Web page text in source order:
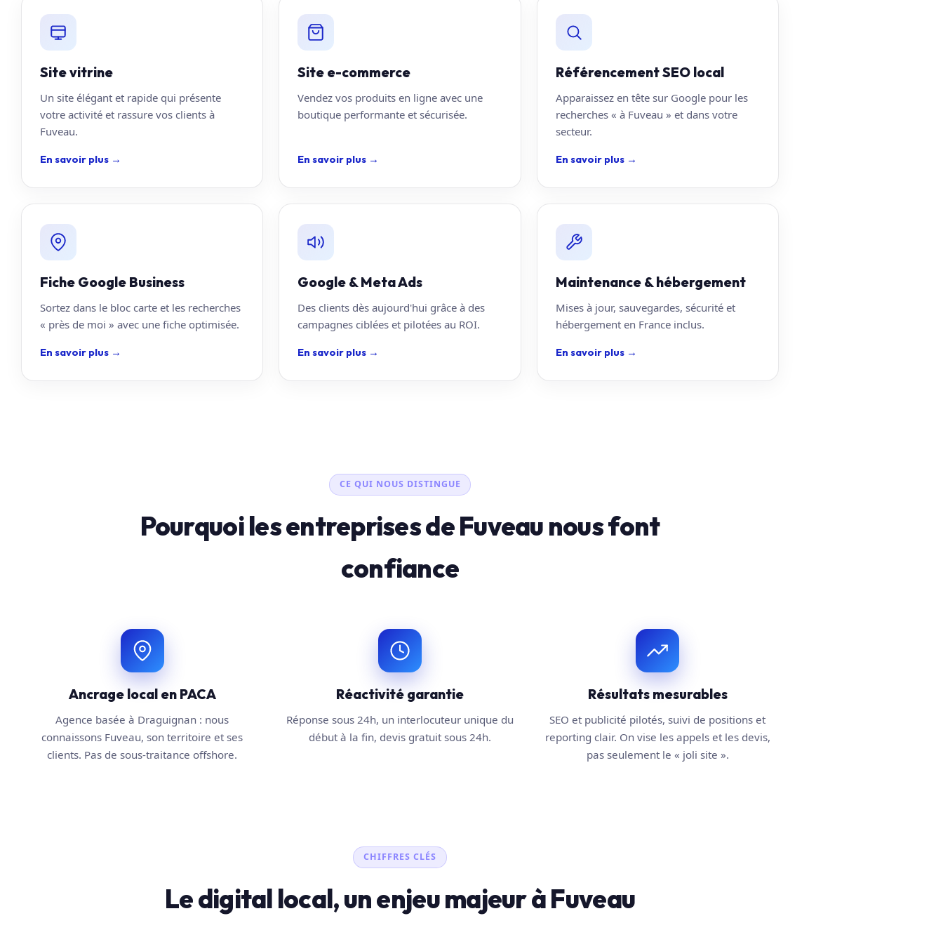
Site vitrine
Un site élégant et rapide qui présente
votre activité et rassure vos clients à
Fuveau.
En savoir plus →
Site e-commerce
Vendez vos produits en ligne avec une
boutique performante et sécurisée.
En savoir plus →
Référencement SEO local
Apparaissez en tête sur Google pour les
recherches « à Fuveau » et dans votre
secteur.
En savoir plus →
Fiche Google Business
Sortez dans le bloc carte et les recherches
« près de moi » avec une fiche optimisée.
En savoir plus →
Google & Meta Ads
Des clients dès aujourd'hui grâce à des
campagnes ciblées et pilotées au ROI.
En savoir plus →
Maintenance & hébergement
Mises à jour, sauvegardes, sécurité et
hébergement en France inclus.
En savoir plus →
CE QUI NOUS DISTINGUE
Pourquoi les entreprises de Fuveau nous font
confiance
Ancrage local en PACA
Agence basée à Draguignan : nous
connaissons Fuveau, son territoire et ses
clients. Pas de sous-traitance offshore.
Réactivité garantie
Réponse sous 24h, un interlocuteur unique du
début à la fin, devis gratuit sous 24h.
Résultats mesurables
SEO et publicité pilotés, suivi de positions et
reporting clair. On vise les appels et les devis,
pas seulement le « joli site ».
CHIFFRES CLÉS
Le digital local, un enjeu majeur à Fuveau